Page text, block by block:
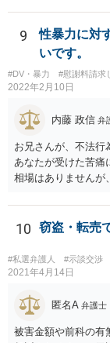
通り関わりを断つ方
9
性暴力に対
いです。
#DV・暴力 #慰謝料請求
2022年2月10日
内藤 政信 弁
お兄さんが、不法行
あなたが受けた苦痛
相場はありませんが
なるような条件では
護士を立ち合い人
て、条件について
が作っても構いませ
は、かかるでしょう。
10 窃盗・転売
#私選弁護人 #示談交渉
2021年4月14日
匿名A 弁護士
被害金額や前科の有